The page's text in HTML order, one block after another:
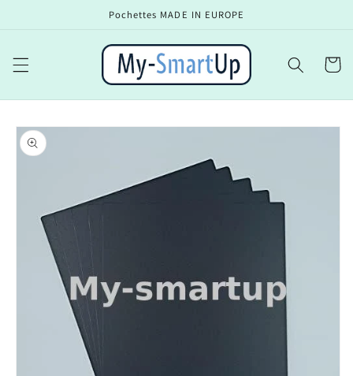
Pochettes MADE IN EUROPE
Panier
Passer aux
informations
produits